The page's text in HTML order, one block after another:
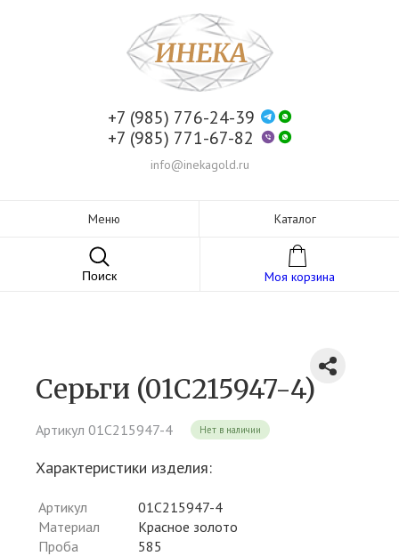
+7 (985) 776-24-39
+7 (985) 771-67-82
info@inekagold.ru
Меню Каталог
Поиск Моя корзина
Серьги (01С215947-4)
Артикул 01С215947-4 Нет в наличии
Характеристики изделия:
Артикул
01С215947-4
Материал
Красное золото
Проба
585